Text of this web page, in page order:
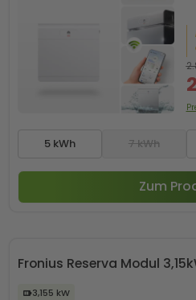
5 kWh 7 kWh
Zum
Fronius Reserva Modul
3,155 kW